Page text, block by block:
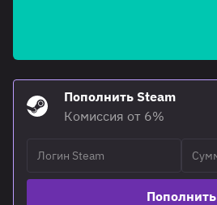
Пополнить Steam
Комиссия от 6%
Пополнить